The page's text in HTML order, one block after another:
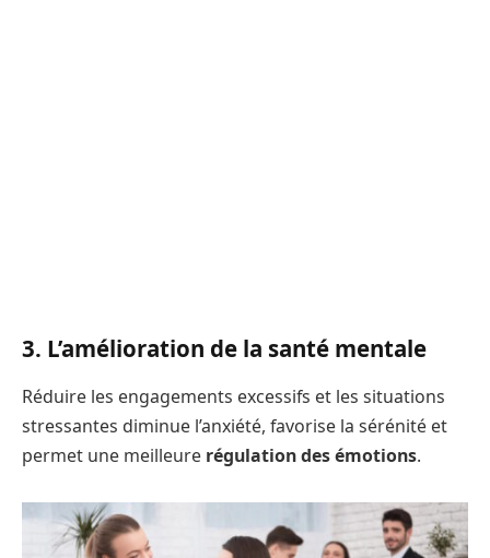
3. L’amélioration de la santé mentale
Réduire les engagements excessifs et les situations
stressantes diminue l’anxiété, favorise la sérénité et
permet une meilleure régulation des émotions.